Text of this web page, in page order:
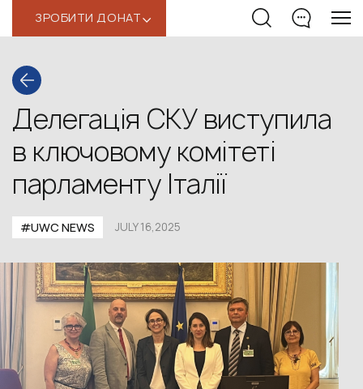
ЗРОБИТИ ДОНАТ‹
Делегація СКУ виступила
в ключовому комітеті
парламенту Італії
#UWС NEWS JULY 16,2025